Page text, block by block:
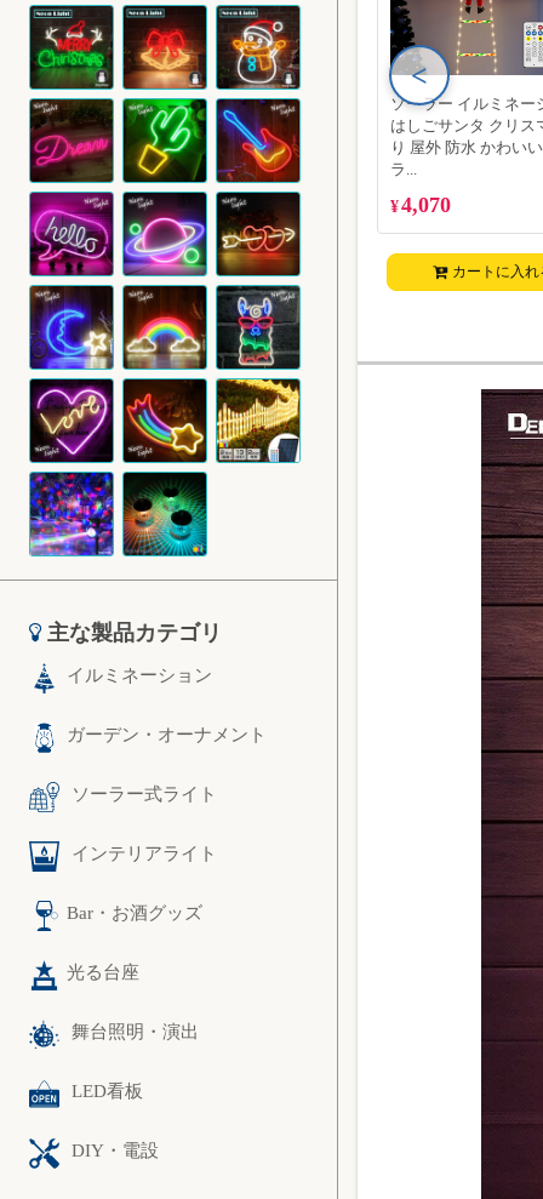
主な製品カテゴリ
イルミネーション
ガーデン・オーナメント
ソーラー式ライト
インテリアライト
Bar・お酒グッズ
光る台座
舞台照明・演出
LED看板
DIY・電設
ソーラー イルミネー
はしごサンタ クリス
り 屋外 防水 かわい
ラ...
¥4,070
カートに入れ
<